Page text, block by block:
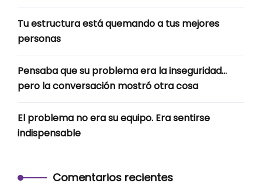
Tu estructura está quemando a tus mejores
personas
Pensaba que su problema era la inseguridad…
pero la conversación mostró otra cosa
El problema no era su equipo. Era sentirse
indispensable
Comentarios recientes